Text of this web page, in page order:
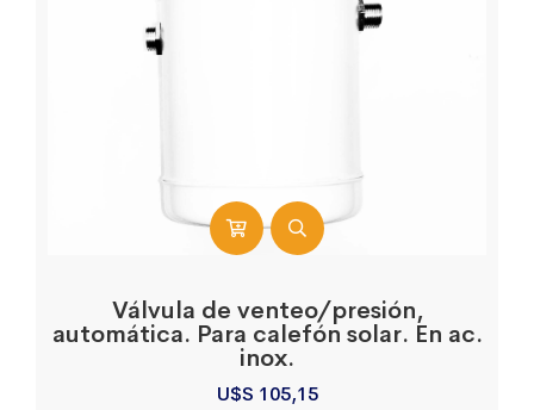
Válvula de venteo/presión,
automática. Para calefón solar. En ac.
inox.
U$S 105,15